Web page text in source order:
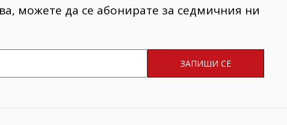
можете да се абонирате за седмичния ни